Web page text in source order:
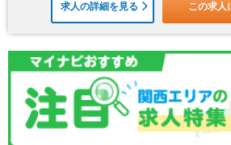
求人の詳細を見る この求人